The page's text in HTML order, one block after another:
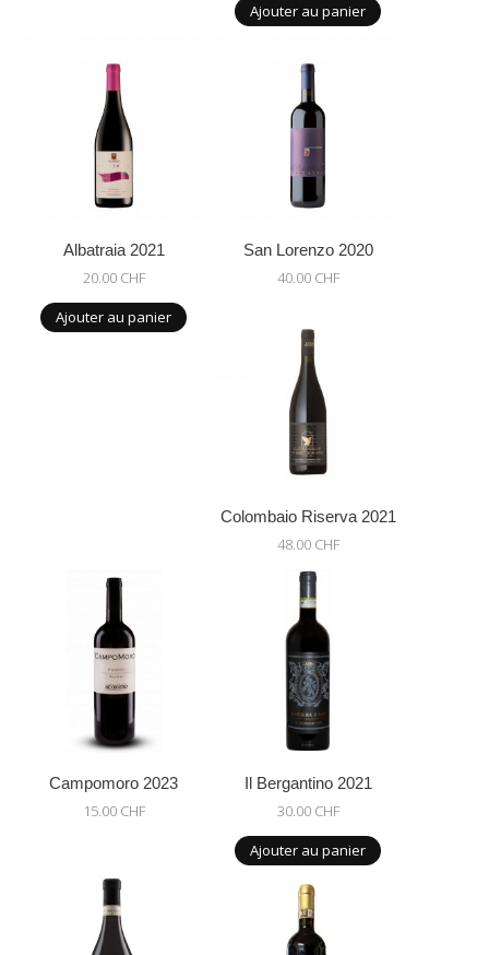
Ajouter au panier
Albatraia 2021
20.00 CHF
Ajouter au panier
San Lorenzo 2020
40.00 CHF
Colombaio Riserva 2021
48.00 CHF
Campomoro 2023
15.00 CHF
Il Bergantino 2021
30.00 CHF
Ajouter au panier